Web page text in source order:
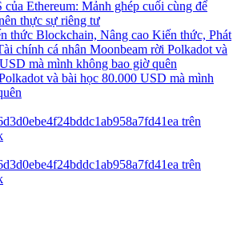
của Ethereum: Mảnh ghép cuối cùng để
thực sự riêng tư
và bài học 80.000 USD mà mình
trên